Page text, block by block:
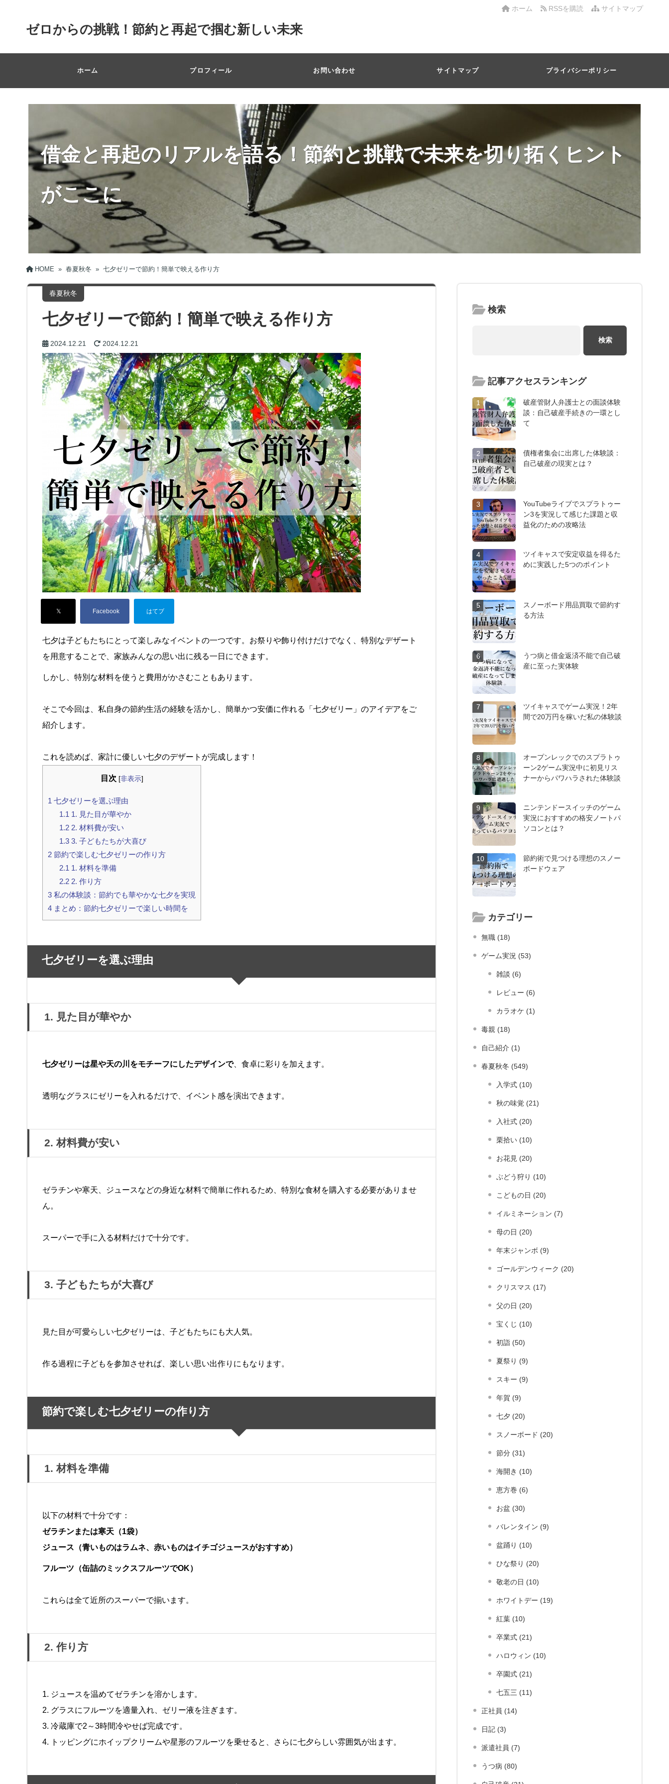
サイトマップ
RSSを購読
ホーム
ゼロからの挑戦！節約と再起で掴む新しい未来
ホーム プロフィール お問い合わせ サイトマップ プライバシーポリシー
借金と再起のリアルを語る！節約と挑戦で未来を切り拓くヒント
がここに
HOME » 春夏秋冬 » 七夕ゼリーで節約！簡単で映える作り方
春夏秋冬
七夕ゼリーで節約！簡単で映える作り方
2024.12.21 2024.12.21
七夕は子どもたちにとって楽しみなイベントの一つです。お祭りや飾り付けだけでなく、特別なデザート
を用意することで、家族みんなの思い出に残る一日にできます。
しかし、特別な材料を使うと費用がかさむこともあります。
そこで今回は、私自身の節約生活の経験を活かし、簡単かつ安価に作れる「七夕ゼリー」のアイデアをご
紹介します。
これを読めば、家計に優しい七夕のデザートが完成します！
目次 [非表示]
1 七夕ゼリーを選ぶ理由
1.1 1. 見た目が華やか
1.22. 材料費が安い
1.33. 子どもたちが大喜び
2 節約で楽しむ七夕ゼリーの作り方
2.1 1. 材料を準備
2.22. 作り方
3 私の体験談：節約でも華やかな七夕を実現
4 まとめ：節約七夕ゼリーで楽しい時間を
七夕ゼリーを選ぶ理由
1. 見た目が華やか
七夕ゼリーは星や天の川をモチーフにしたデザインで、食卓に彩りを加えます。
透明なグラスにゼリーを入れるだけで、イベント感を演出できます。
2. 材料費が安い
ゼラチンや寒天、ジュースなどの身近な材料で簡単に作れるため、特別な食材を購入する必要がありませ
ん。
スーパーで手に入る材料だけで十分です。
3. 子どもたちが大喜び
見た目が可愛らしい七夕ゼリーは、子どもたちにも大人気。
作る過程に子どもを参加させれば、楽しい思い出作りにもなります。
節約で楽しむ七夕ゼリーの作り方
1. 材料を準備
以下の材料で十分です：
ゼラチンまたは寒天（1袋）
ジュース（青いものはラムネ、赤いものはイチゴジュースがおすすめ）
フルーツ（缶詰のミックスフルーツでOK）
これらは全て近所のスーパーで揃います。
2. 作り方
1. ジュースを温めてゼラチンを溶かします。
2. グラスにフルーツを適量入れ、ゼリー液を注ぎます。
3. 冷蔵庫で2～3時間冷やせば完成です。
4. トッピングにホイップクリームや星形のフルーツを乗せると、さらに七夕らしい雰囲気が出ます。
検索
記事アクセスランキング
1
破産管財人弁護士との面談体験
談：自己破産手続きの一環とし
て
2
債権者集会に出席した体験談：
自己破産の現実とは？
3
YouTubeライブでスプラトゥー
ン3を実況して感じた課題と収
益化のための攻略法
4
ツイキャスで安定収益を得るた
めに実践した5つのポイント
5
スノーボード用品買取で節約す
る方法
6
うつ病と借金返済不能で自己破
産に至った実体験
7
ツイキャスでゲーム実況！2年
間で20万円を稼いだ私の体験談
8
オープンレックでのスプラトゥ
ーン2ゲーム実況中に初見リス
ナーからパワハラされた体験談
9
ニンテンドースイッチのゲーム
実況におすすめの格安ノートパ
ソコンとは？
10
節約術で見つける理想のスノー
ボードウェア
カテゴリー
無職 (18)
ゲーム実況 (53)
雑談 (6)
レビュー (6)
カラオケ (1)
毒親 (18)
自己紹介 (1)
春夏秋冬 (549)
入学式 (10)
秋の味覚 (21)
入社式 (20)
栗拾い (10)
お花見 (20)
ぶどう狩り (10)
こどもの日 (20)
イルミネーション (7)
母の日 (20)
年末ジャンボ (9)
ゴールデンウィーク (20)
クリスマス (17)
父の日 (20)
宝くじ (10)
初詣 (50)
夏祭り (9)
スキー (9)
年賀 (9)
七夕 (20)
スノーボード (20)
節分 (31)
海開き (10)
恵方巻 (6)
お盆 (30)
バレンタイン (9)
盆踊り (10)
ひな祭り (20)
敬老の日 (10)
ホワイトデー (19)
紅葉 (10)
卒業式 (21)
ハロウィン (10)
卒園式 (21)
七五三 (11)
正社員 (14)
日記 (3)
派遣社員 (7)
うつ病 (80)